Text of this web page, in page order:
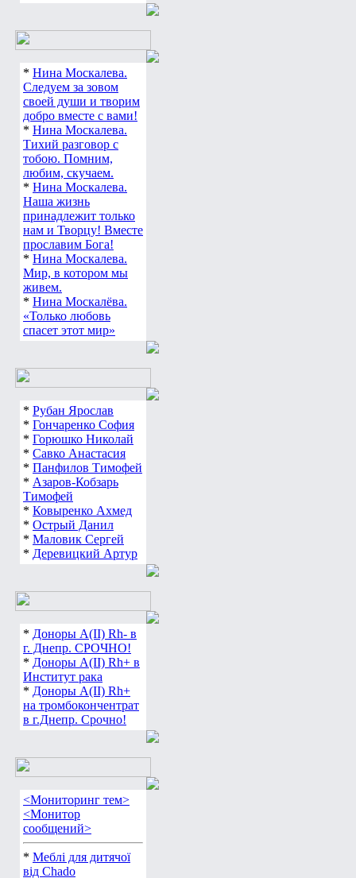
* Нина Москалева.
Следуем за зовом
своей души и творим
добро вместе с вами!
* Нина Москалева.
Тихий разговор с
тобою. Помним,
любим, скучаем.
* Нина Москалева.
Наша жизнь
принадлежит только
нам и Творцу! Вместе
прославим Бога!
* Нина Москалева.
Мир, в котором мы
живем.
* Нина Москалёва.
«Только любовь
спасет этот мир»
* Рубан Ярослав
* Гончаренко София
* Горюшко Николай
* Савко Анастасия
* Панфилов Тимофей
* Азаров-Кобзарь
Тимофей
* Ковыренко Ахмед
* Острый Данил
* Маловик Сергей
* Деревицкий Артур
* Доноры А(ІІ) Rh- в
г. Днепр. СРОЧНО!
* Доноры А(ІІ) Rh+ в
Институт рака
* Доноры А(ІІ) Rh+
на тромбокончентрат
в г.Днепр. Срочно!
<Мониторинг тем>
<Монитор
сообщений>
* Меблі для дитячої
від Chado